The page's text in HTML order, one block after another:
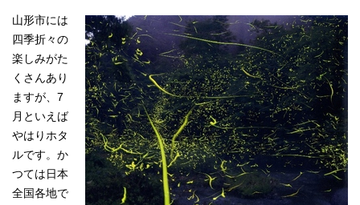
山形市には
四季折々の
楽しみがた
くさんあり
ますが、7
月といえば
やはりホタ
ルです。か
つては日本
全国各地で